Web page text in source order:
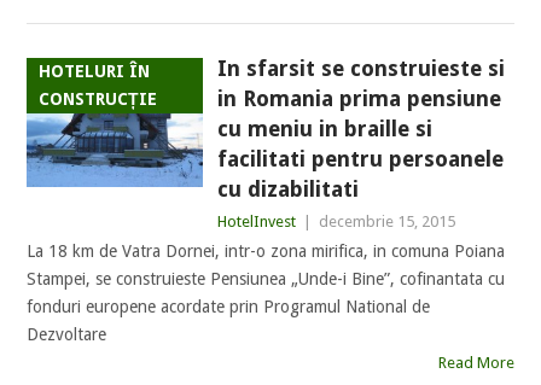
HOTELURI ÎN
CONSTRUCȚIE
In sfarsit se construieste si
in Romania prima pensiune
cu meniu in braille si
facilitati pentru persoanele
cu dizabilitati
HotelInvest decembrie 15, 2015
La 18 km de Vatra Dornei, intr-o zona mirifica, in comuna Poiana
Stampei, se construieste Pensiunea „Unde-i Bine”, cofinantata cu
fonduri europene acordate prin Programul National de
Dezvoltare
Read More